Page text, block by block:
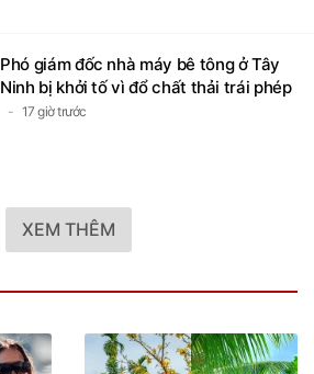
Phó giám đốc nhà máy bê tông ở Tây
Ninh bị khởi tố vì đổ chất thải trái phép
17 giờ trước
XEM THÊM